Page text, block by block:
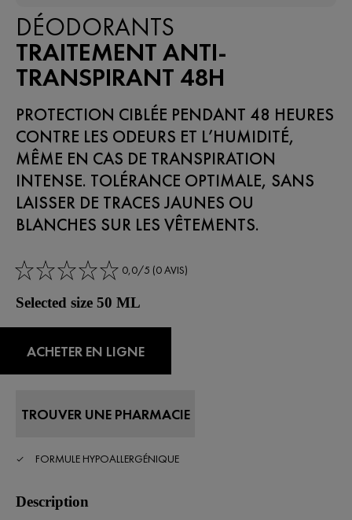
DÉODORANTS
TRAITEMENT ANTI-
TRANSPIRANT 48H
PROTECTION CIBLÉE PENDANT 48 HEURES
CONTRE LES ODEURS ET L’HUMIDITÉ,
MÊME EN CAS DE TRANSPIRATION
INTENSE. TOLÉRANCE OPTIMALE, SANS
LAISSER DE TRACES JAUNES OU
BLANCHES SUR LES VÊTEMENTS.​
0,0/5 (0 AVIS)
Selected size 50 ML
ACHETER EN LIGNE
TROUVER UNE PHARMACIE
FORMULE HYPOALLERGÉNIQUE
Description